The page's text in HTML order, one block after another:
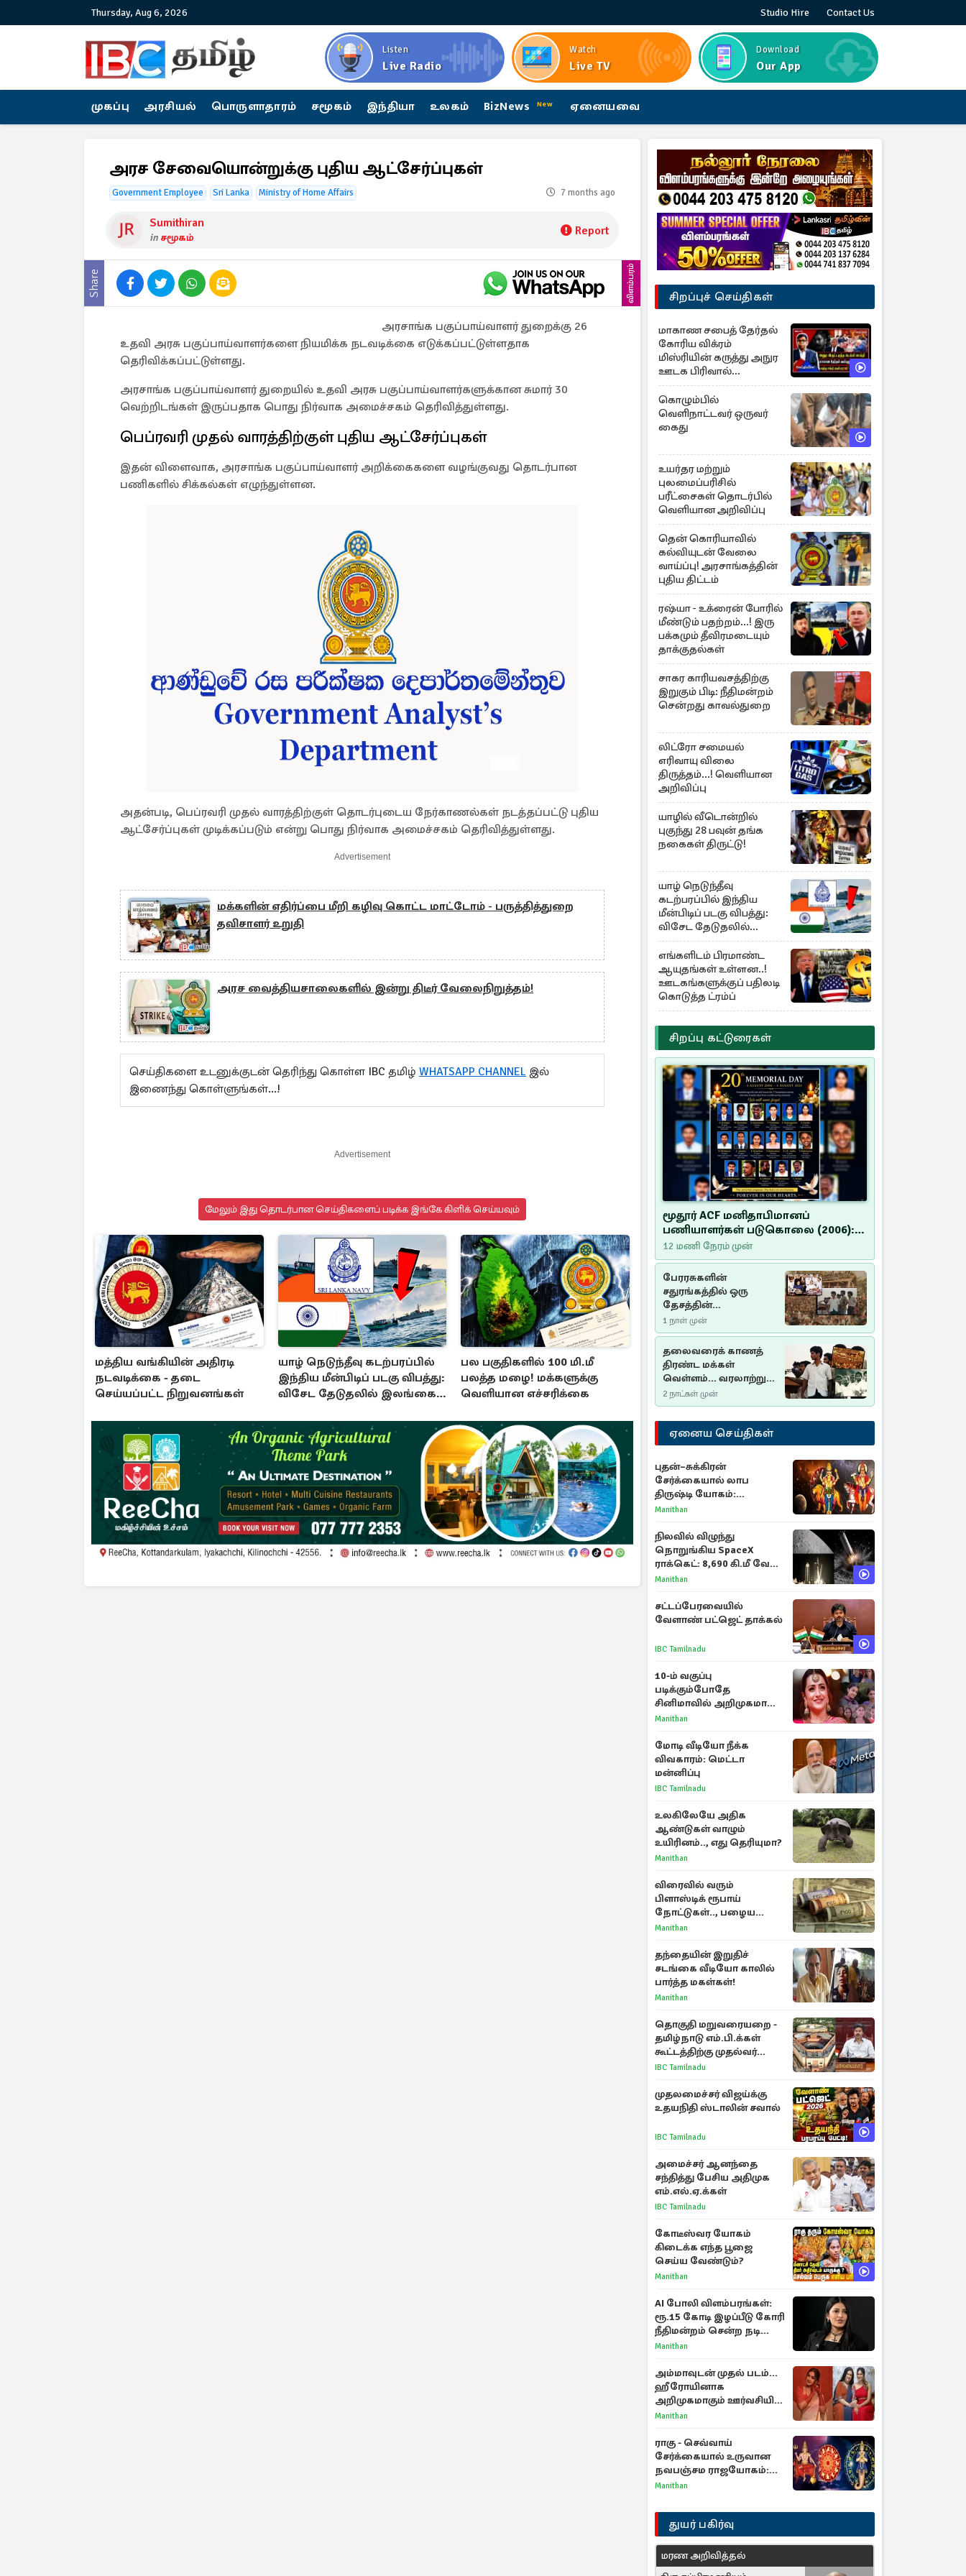
Thursday, Aug 6, 2026 Studio Hire Contact Us
Listen
Live Radio
Watch
Live TV
Download
Our App
முகப்பு அரசியல் பொருளாதாரம் சமூகம் இந்தியா உலகம் BizNews New ஏனையவை
அரச சேவையொன்றுக்கு புதிய ஆட்சேர்ப்புகள்
Government Employee Sri Lanka Ministry of Home Affairs 7 months ago
Sumithiran
in சமூகம் Report
Share விளம்பரம்
அரசாங்க பகுப்பாய்வாளர் துறைக்கு 26
உதவி அரசு பகுப்பாய்வாளர்களை நியமிக்க நடவடிக்கை எடுக்கப்பட்டுள்ளதாக
தெரிவிக்கப்பட்டுள்ளது.
அரசாங்க பகுப்பாய்வாளர் துறையில் உதவி அரசு பகுப்பாய்வாளர்களுக்கான சுமார் 30
வெற்றிடங்கள் இருப்பதாக பொது நிர்வாக அமைச்சகம் தெரிவித்துள்ளது.
பெப்ரவரி முதல் வாரத்திற்குள் புதிய ஆட்சேர்ப்புகள்
இதன் விளைவாக, அரசாங்க பகுப்பாய்வாளர் அறிக்கைகளை வழங்குவது தொடர்பான
பணிகளில் சிக்கல்கள் எழுந்துள்ளன.
அதன்படி, பெப்ரவரி முதல் வாரத்திற்குள் தொடர்புடைய நேர்காணல்கள் நடத்தப்பட்டு புதிய
ஆட்சேர்ப்புகள் முடிக்கப்படும் என்று பொது நிர்வாக அமைச்சகம் தெரிவித்துள்ளது.
Advertisement
மக்களின் எதிர்ப்பை மீறி கழிவு கொட்ட மாட்டோம் - பருத்தித்துறை
தவிசாளர் உறுதி
அரச வைத்தியசாலைகளில் இன்று திடீர் வேலைநிறுத்தம்!
செய்திகளை உடனுக்குடன் தெரிந்து கொள்ள IBC தமிழ் WHATSAPP CHANNEL இல்
இணைந்து கொள்ளுங்கள்...!
Advertisement
மேலும் இது தொடர்பான செய்திகளைப் படிக்க இங்கே கிளிக் செய்யவும்
மத்திய வங்கியின் அதிரடி
நடவடிக்கை - தடை
செய்யப்பட்ட நிறுவனங்கள்
யாழ் நெடுந்தீவு கடற்பரப்பில்
இந்திய மீன்பிடிப் படகு விபத்து:
விசேட தேடுதலில் இலங்கை
பல பகுதிகளில் 100 மி.மீ
பலத்த மழை! மக்களுக்கு
வெளியான எச்சரிக்கை
சிறப்புச் செய்திகள்
மாகாண சபைத் தேர்தல்
கோரிய விக்ரம்
மிஸ்ரியின் கருத்து அநுர
ஊடக பிரிவால்
அமுக்கப்பட்டது ஏன்...!
கொழும்பில்
வெளிநாட்டவர் ஒருவர்
கைது
உயர்தர மற்றும்
புலமைப்பரிசில்
பரீட்சைகள் தொடர்பில்
வெளியான அறிவிப்பு
தென் கொரியாவில்
கல்வியுடன் வேலை
வாய்ப்பு! அரசாங்கத்தின்
புதிய திட்டம்
ரஷ்யா - உக்ரைன் போரில்
மீண்டும் பதற்றம்...! இரு
பக்கமும் தீவிரமடையும்
தாக்குதல்கள்
சாகர காரியவசத்திற்கு
இறுகும் பிடி: நீதிமன்றம்
சென்றது காவல்துறை
லிட்ரோ சமையல்
எரிவாயு விலை
திருத்தம்...! வெளியான
அறிவிப்பு
யாழில் வீடொன்றில்
புகுந்து 28 பவுன் தங்க
நகைகள் திருட்டு!
யாழ் நெடுந்தீவு
கடற்பரப்பில் இந்திய
மீன்பிடிப் படகு விபத்து:
விசேட தேடுதலில்
இலங்கை கடற்படை
எங்களிடம் பிரமாண்ட
ஆயுதங்கள் உள்ளன..!
ஊடகங்களுக்குப் பதிலடி
கொடுத்த ட்ரம்ப்
சிறப்பு கட்டுரைகள்
மூதூர் ACF மனிதாபிமானப்
பணியாளர்கள் படுகொலை (2006):
20 ஆண்டுகளாகியும் நீதி
மறுக்கப்பட்ட மனிதாபிமானப்
பேரவலம்
12 மணி நேரம் முன்
பேரரசுகளின்
சதுரங்கத்தில் ஒரு
தேசத்தின்
தீர்க்கதரிசனம் :
சுதுமலை பிரகடனம்
ஒரு வரலாற்றுப் பாடம்
1 நாள் முன்
தலைவரைக் காணத்
திரண்ட மக்கள்
வெள்ளம்... வரலாற்றுச்
சிறப்புமிக்க சுதுமலைப்
பிரகடனம்…
2 நாட்கள் முன்
ஏனைய செய்திகள்
புதன்–சுக்கிரன்
சேர்க்கையால் லாப
திருஷ்டி யோகம்:
அதிர்ஷ்டம் பெறும் டாப் 3
Manithan
நிலவில் விழுந்து
நொறுங்கிய SpaceX
ராக்கெட்: 8,690 கி.மீ வேக
மோதலால் உருவான புதிய
Manithan
சட்டப்பேரவையில்
வேளாண் பட்ஜெட் தாக்கல்
IBC Tamilnadu
10-ம் வகுப்பு
படிக்கும்போதே
சினிமாவில் அறிமுகமான
த்ரிஷா! உண்மையை
காந்தி
Manithan
மோடி வீடியோ நீக்க
விவகாரம்: மெட்டா
மன்னிப்பு
IBC Tamilnadu
உலகிலேயே அதிக
ஆண்டுகள் வாழும்
உயிரினம்.., எது தெரியுமா?
Manithan
விரைவில் வரும்
பிளாஸ்டிக் ரூபாய்
நோட்டுகள்.., பழைய
காகித நோட்டுகள்
Manithan
தந்தையின் இறுதிச்
சடங்கை வீடியோ காலில்
பார்த்த மகள்கள்!
Manithan
தொகுதி மறுவரையறை -
தமிழ்நாடு எம்.பி.க்கள்
கூட்டத்திற்கு முதல்வர்
விஜய் அழைப்பு
IBC Tamilnadu
முதலமைச்சர் விஜய்க்கு
உதயநிதி ஸ்டாலின் சவால்
IBC Tamilnadu
அமைச்சர் ஆனந்தை
சந்தித்து பேசிய அதிமுக
எம்.எல்.ஏ.க்கள்
IBC Tamilnadu
கோடீஸ்வர யோகம்
கிடைக்க எந்த பூஜை
செய்ய வேண்டும்?
Manithan
AI போலி விளம்பரங்கள்:
ரூ.15 கோடி இழப்பீடு கோரி
நீதிமன்றம் சென்ற நடிகை
ஸ்ருதி ஹாசன்!
Manithan
அம்மாவுடன் முதல் படம்...
ஹீரோயினாக
அறிமுகமாகும் ஊர்வசியின்
மகள் தேஜலட்சுமி!
Manithan
ராகு - செவ்வாய்
சேர்க்கையால் உருவான
நவபஞ்சம ராஜயோகம்:
அதிர்ஷ்டம் பெறும் 3
Manithan
துயர் பகிர்வு
மரண அறிவித்தல்